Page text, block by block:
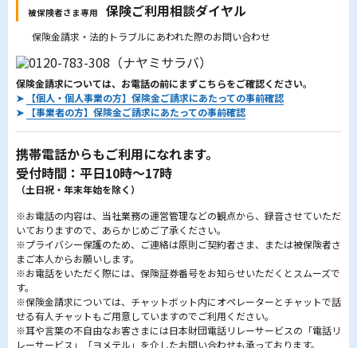
被保険者さま専用 保険ご利用相談ダイヤル
保険金請求・法的トラブルにあわれた際のお問い合わせ
保険金請求については、お電話の前にまずこちらをご確認ください。
➤
【個人・個人事業の方】保険金ご請求にあたっての事前確認
➤
【事業者の方】保険金ご請求にあたっての事前確認
携帯電話からもご利用になれます。
受付時間：平日10時～17時
（土日祝・年末年始を除く）
※お電話の内容は、当社業務の運営管理などの観点から、録音させていただ
いておりますので、あらかじめご了承ください。
※プライバシー保護のため、ご連絡は原則ご契約者さま、または被保険者さ
まご本人からお願いします。
※お電話をいただく際には、保険証券番号をお知らせいただくとスムーズで
す。
※保険金請求については、チャットボット内にオペレーターとチャットで話
せる有人チャットもご用意していますのでご利用ください。
※耳や言葉の不自由なお客さまには日本財団電話リレーサービスの「電話リ
レーサービス」「ヨメテル」を介したお問い合わせも承っております。